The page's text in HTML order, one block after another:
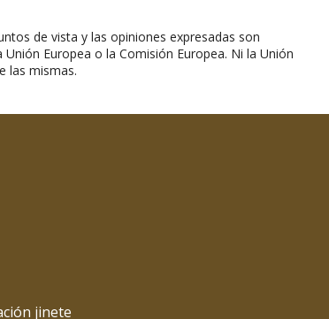
de vista y las opiniones expresadas son
Europea o la Comisión Europea. Ni la Unión
las mismas.
jinete